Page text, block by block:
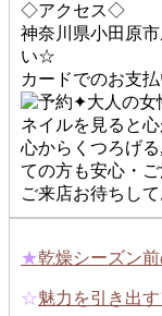
◇アクセス◇
神奈川県小田原
い☆
カードでのお支払
✦大人の女
ネイルを見ると
心からくつろげ
ての方も安心・ご
ご来店お待ちして
★乾燥シーズン
☆魅力を引き出